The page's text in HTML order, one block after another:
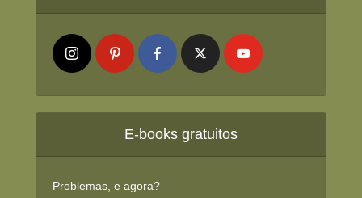
E-books gratuitos
Problemas, e agora?